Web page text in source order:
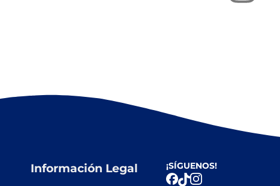
Información Legal ¡SÍGUENOS!